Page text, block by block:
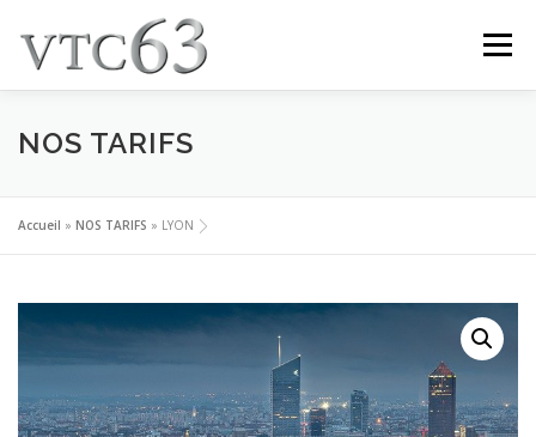
Menu
ACCUEIL NOS TRAJETS & TARIFS
RESERVEZ VOTRE VTC
NOS TARIFS
Accueil » NOS TARIFS » LYON